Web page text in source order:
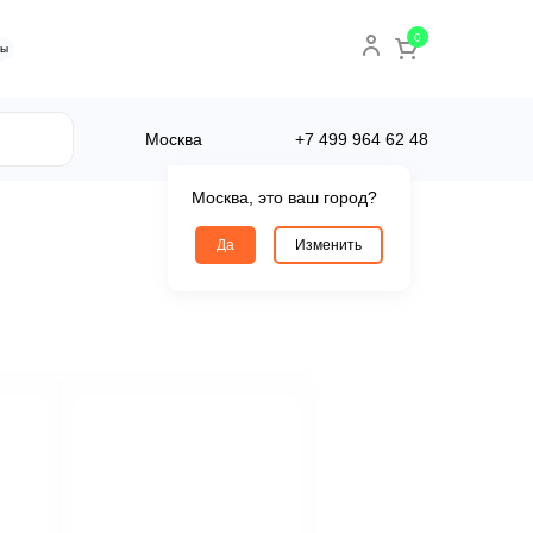
0
Москва, это ваш город?
Да Изменить
Москва +7 499 964 62 48